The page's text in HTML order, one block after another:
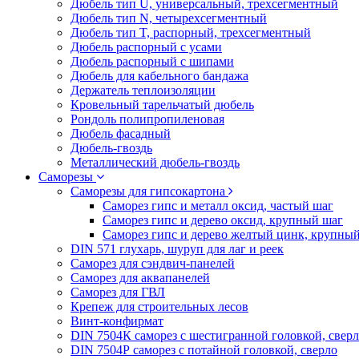
Дюбель тип U, универсальный, трехсегментный
Дюбель тип N, четырехсегментный
Дюбель тип T, распорный, трехсегментный
Дюбель распорный с усами
Дюбель распорный с шипами
Дюбель для кабельного бандажа
Держатель теплоизоляции
Кровельный тарельчатый дюбель
Рондоль полипропиленовая
Дюбель фасадный
Дюбель-гвоздь
Металлический дюбель-гвоздь
Саморезы
Саморезы для гипсокартона
Саморез гипс и металл оксид, частый шаг
Саморез гипс и дерево оксид, крупный шаг
Саморез гипс и дерево желтый цинк,
DIN 571 глухарь, шуруп для лаг и реек
Саморез для сэндвич-панелей
Саморез для аквапанелей
Саморез для ГВЛ
Крепеж для строительных лесов
Винт-конфирмат
DIN 7504К саморез с шестигранной головкой,
DIN 7504Р саморез с потайной головкой, сверло